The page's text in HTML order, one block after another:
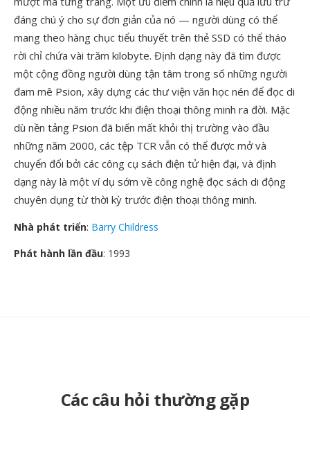
đáng chú ý cho sự đơn giản của nó — người dùng có thể
mang theo hàng chục tiểu thuyết trên thẻ SSD có thể tháo
rời chỉ chứa vài trăm kilobyte. Định dạng này đã tìm được
một cộng đồng người dùng tận tâm trong số những người
đam mê Psion, xây dựng các thư viện văn học nén để đọc di
động nhiều năm trước khi điện thoại thông minh ra đời. Mặc
dù nền tảng Psion đã biến mất khỏi thị trường vào đầu
những năm 2000, các tệp TCR vẫn có thể được mở và
chuyển đổi bởi các công cụ sách điện tử hiện đại, và định
dạng này là một ví dụ sớm về công nghệ đọc sách di động
chuyên dụng từ thời kỳ trước điện thoại thông minh.
Nhà phát triển: Barry Childress
Phát hành lần đầu: 1993
Các câu hỏi thường gặp